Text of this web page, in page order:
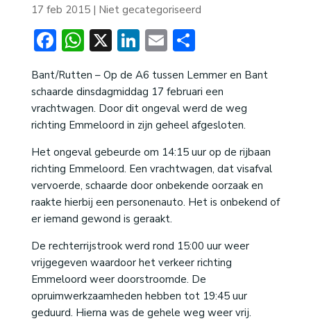
17 feb 2015| Niet gecategoriseerd
Facebook
WhatsApp
X LinkedIn
EmailDelen
Bant/Rutten – Op de A6 tussen Lemmer en Bant
schaarde dinsdagmiddag 17 februari een
vrachtwagen. Door dit ongeval werd de weg
richting Emmeloord in zijn geheel afgesloten.
Het ongeval gebeurde om 14:15 uur op de rijbaan
richting Emmeloord. Een vrachtwagen, dat visafval
vervoerde, schaarde door onbekende oorzaak en
raakte hierbij een personenauto. Het is onbekend of
er iemand gewond is geraakt.
De rechterrijstrook werd rond 15:00 uur weer
vrijgegeven waardoor het verkeer richting
Emmeloord weer doorstroomde. De
opruimwerkzaamheden hebben tot 19:45 uur
geduurd. Hierna was de gehele weg weer vrij.